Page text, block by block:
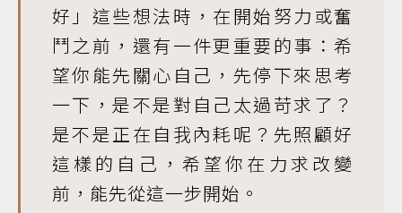
好」這些想法時，在開始努力或奮
鬥之前，還有一件更重要的事：希
望你能先關心自己，先停下來思考
一下，是不是對自己太過苛求了？
是不是正在自我內耗呢？先照顧好
這樣的自己，希望你在力求改變
前，能先從這一步開始。